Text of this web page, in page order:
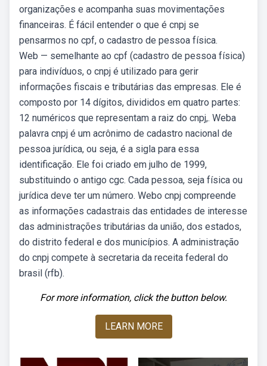
organizações e acompanha suas movimentações
financeiras. É fácil entender o que é cnpj se
pensarmos no cpf, o cadastro de pessoa física.
Web — semelhante ao cpf (cadastro de pessoa física)
para indivíduos, o cnpj é utilizado para gerir
informações fiscais e tributárias das empresas. Ele é
composto por 14 dígitos, divididos em quatro partes:
12 numéricos que representam a raiz do cnpj,. Weba
palavra cnpj é um acrônimo de cadastro nacional de
pessoa jurídica, ou seja, é a sigla para essa
identificação. Ele foi criado em julho de 1999,
substituindo o antigo cgc. Cada pessoa, seja física ou
jurídica deve ter um número. Webo cnpj compreende
as informações cadastrais das entidades de interesse
das administrações tributárias da união, dos estados,
do distrito federal e dos municípios. A administração
do cnpj compete à secretaria da receita federal do
brasil (rfb).
For more information, click the button below.
LEARN MORE